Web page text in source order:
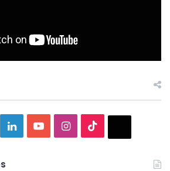
LinkedInYouTubeInstagram